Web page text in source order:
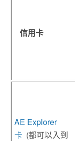
信用卡
AE Explorer
卡 (都可以入到